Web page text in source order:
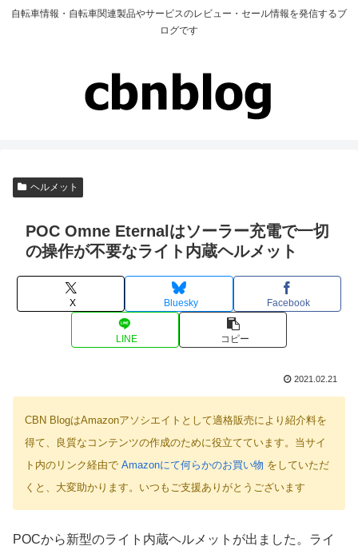
自転車情報・自転車関連製品やサービスのレビュー・セール情報を発信するブ
ログです
ヘルメット
POC Omne Eternalはソーラー充電で一切
の操作が不要なライト内蔵ヘルメット
X Bluesky Facebook
LINE コピー
2021.02.21
CBN BlogはAmazonアソシエイトとして適格販売により紹介料を
得て、良質なコンテンツの作成のために役立てています。当サイ
ト内のリンク経由で Amazonにて何らかのお買い物 をしていただ
くと、大変助かります。いつもご支援ありがとうございます
POCから新型のライト内蔵ヘルメットが出ました。ライ